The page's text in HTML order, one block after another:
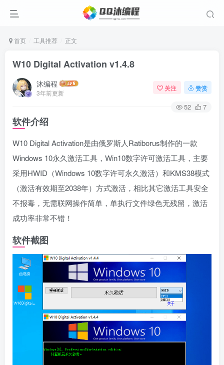
首页 工具推荐 正文
W10 Digital Activation v1.4.8
沐编程
3年前更新
关注 赞赏
52 7
软件介绍
W10 Digital Activation是由俄罗斯人Ratiborus制作的一款
Windows 10永久激活工具，Win10数字许可激活工具，主要
采用HWID（Windows 10数字许可永久激活）和KMS38模式
（激活有效期至2038年）方式激活，相比其它激活工具安全
不报毒，无需联网操作简单，单执行文件绿色无残留，激活
成功率非常不错！
软件截图